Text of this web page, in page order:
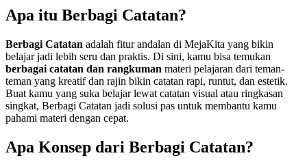
Apa itu Berbagi Catatan?
Berbagi Catatan adalah fitur andalan di MejaKita yang bikin
belajar jadi lebih seru dan praktis. Di sini, kamu bisa temukan
berbagai catatan dan rangkuman materi pelajaran dari teman-
teman yang kreatif dan rajin bikin catatan rapi, runtut, dan estetik.
Buat kamu yang suka belajar lewat catatan visual atau ringkasan
singkat, Berbagi Catatan jadi solusi pas untuk membantu kamu
pahami materi dengan cepat.
Apa Konsep dari Berbagi Catatan?